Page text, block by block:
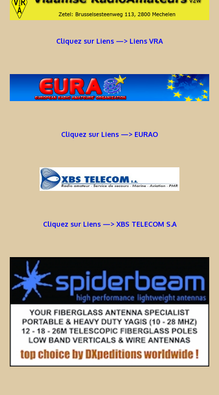
Cliquez sur Liens —> Liens VRA
Cliquez sur Liens —> EURAO
Cliquez sur Liens —> XBS TELECOM S.A